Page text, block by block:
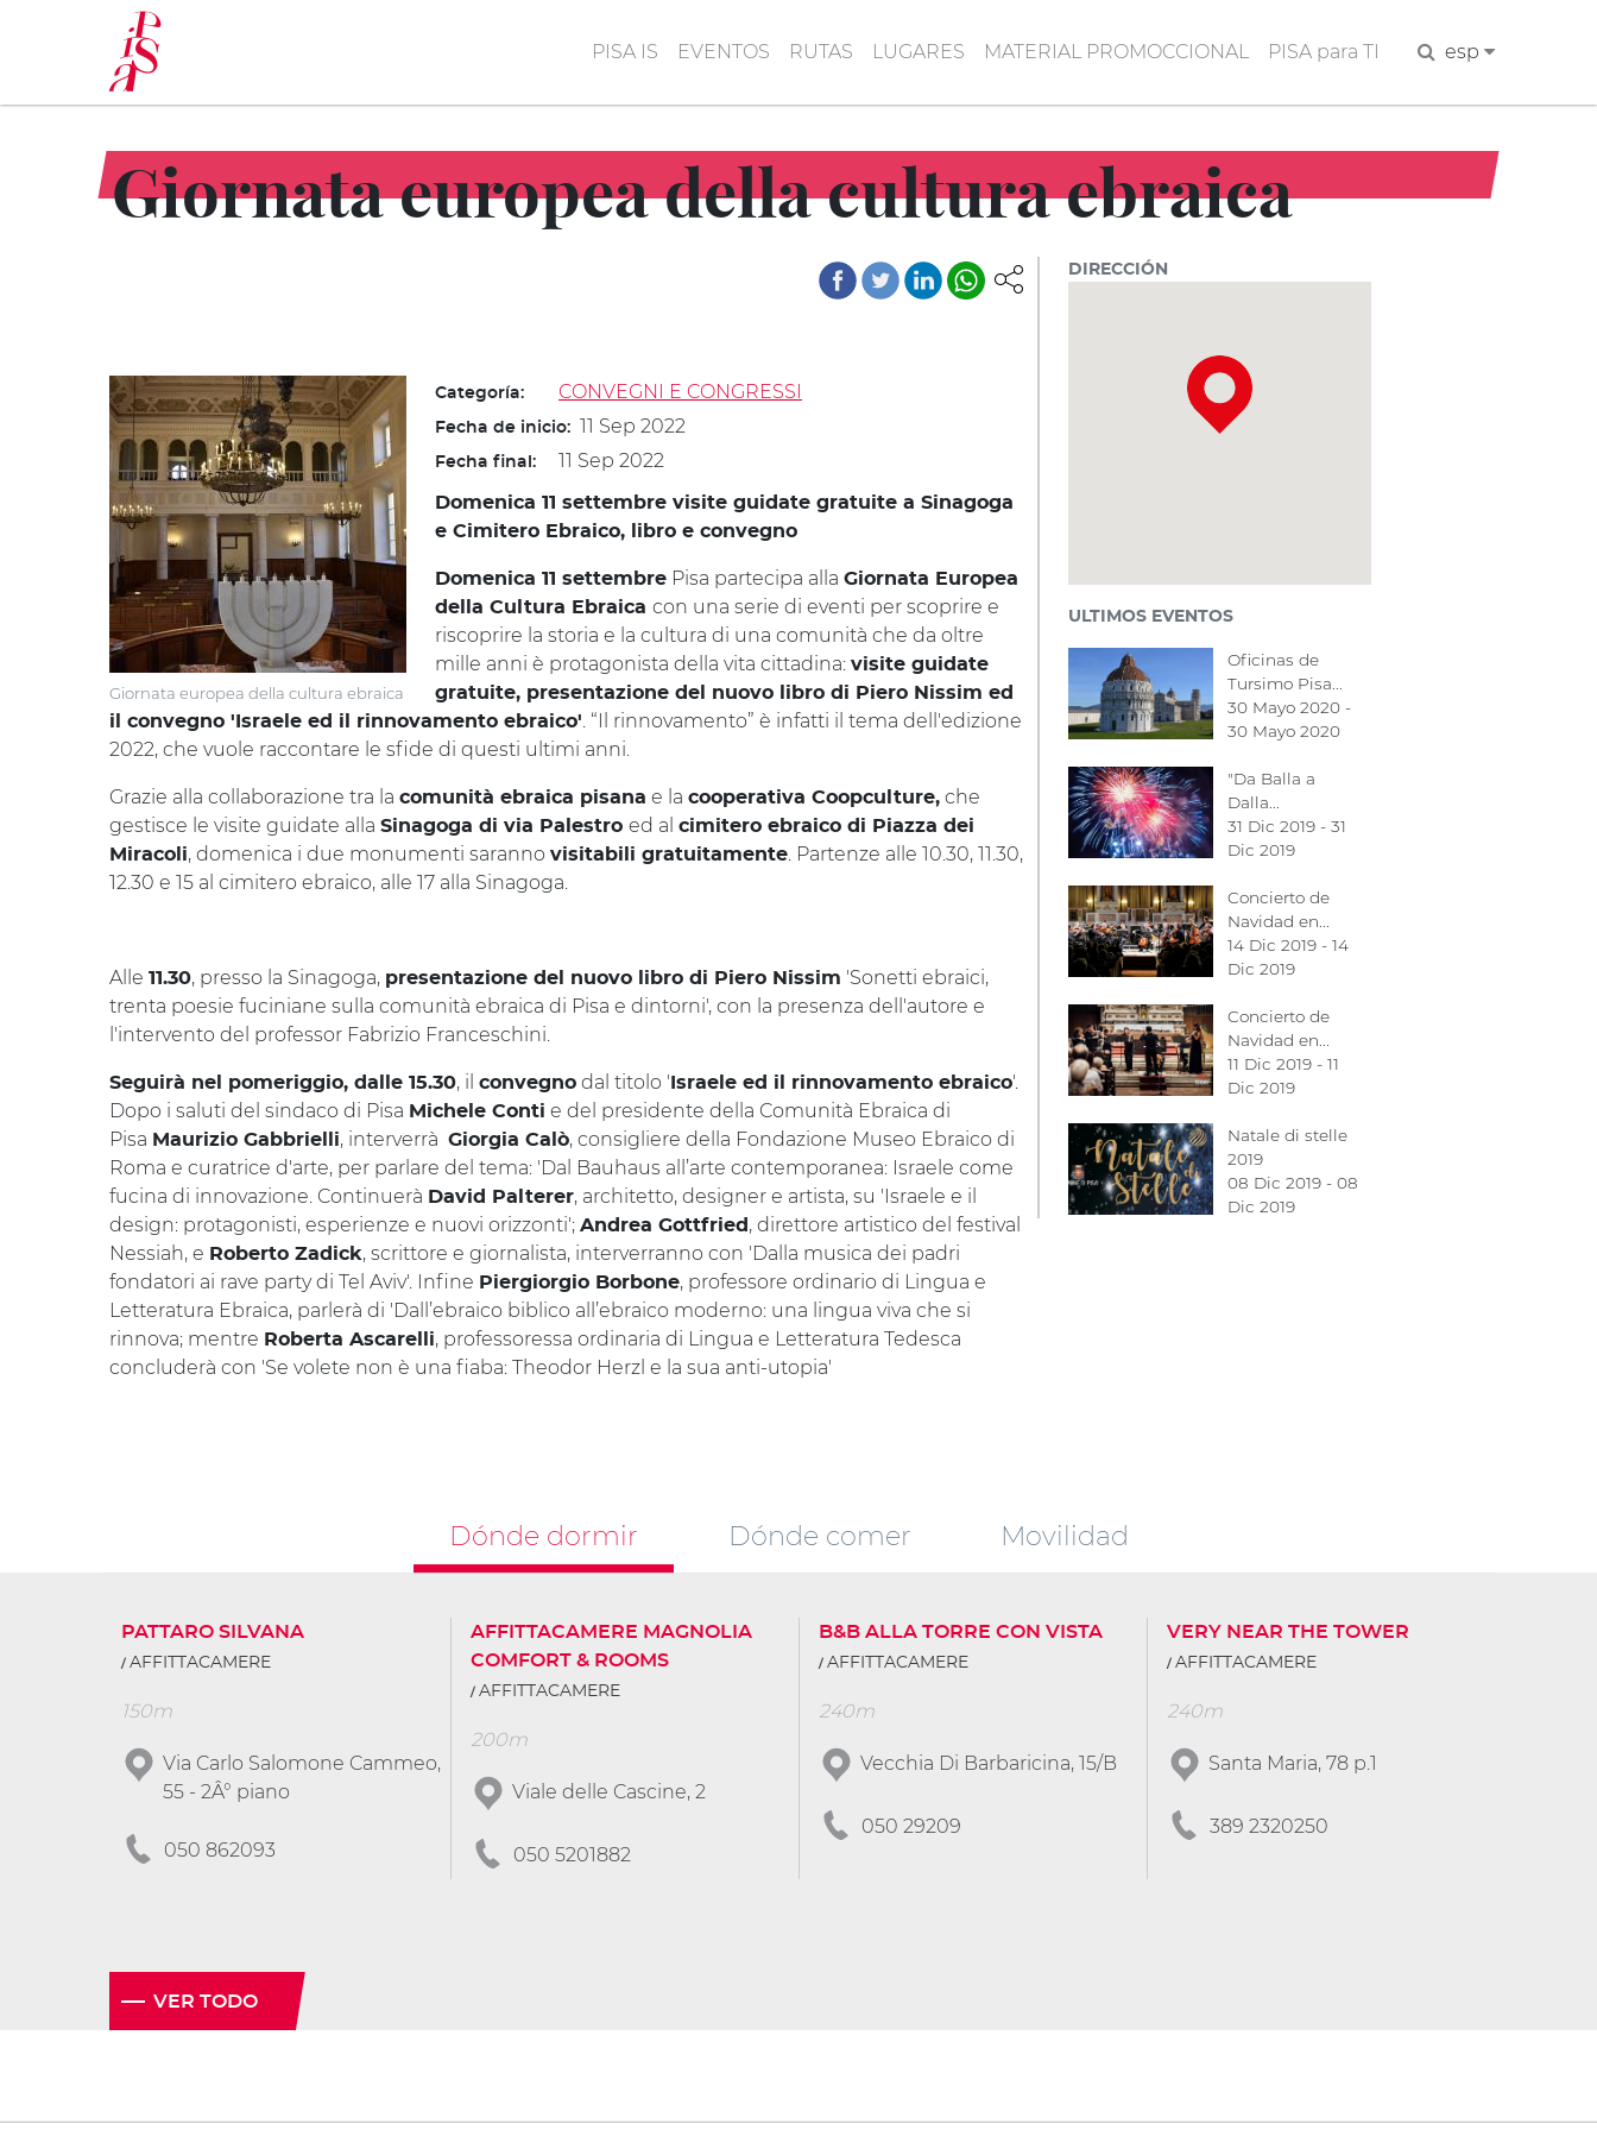
principal
PISA IS EVENTOS RUTAS LUGARES MATERIAL PROMOCCIONAL PISA para TI Buscaresp
Giornata europea della cultura ebraica
Giornata europea della cultura ebraica
Categoría: CONVEGNI E CONGRESSI
Fecha de inicio: 11 Sep 2022
Fecha final: 11 Sep 2022
Domenica 11 settembre visite guidate gratuite a Sinagoga
e Cimitero Ebraico, libro e convegno
Domenica 11 settembre Pisa partecipa alla Giornata Europea
della Cultura Ebraica con una serie di eventi per scoprire e
riscoprire la storia e la cultura di una comunità che da oltre
mille anni è protagonista della vita cittadina: visite guidate
gratuite, presentazione del nuovo libro di Piero Nissim ed
il convegno 'Israele ed il rinnovamento ebraico'. “Il rinnovamento” è infatti il tema dell'edizione
2022, che vuole raccontare le sfide di questi ultimi anni.
Grazie alla collaborazione tra la comunità ebraica pisana e la cooperativa Coopculture, che
gestisce le visite guidate alla Sinagoga di via Palestro ed al cimitero ebraico di Piazza dei
Miracoli, domenica i due monumenti saranno visitabili gratuitamente. Partenze alle 10.30, 11.30,
12.30 e 15 al cimitero ebraico, alle 17 alla Sinagoga.
Alle 11.30, presso la Sinagoga, presentazione del nuovo libro di Piero Nissim 'Sonetti ebraici,
trenta poesie fuciniane sulla comunità ebraica di Pisa e dintorni', con la presenza dell'autore e
l'intervento del professor Fabrizio Franceschini.
Seguirà nel pomeriggio, dalle 15.30, il convegno dal titolo ' Israele ed il rinnovamento ebraico'.
Dopo i saluti del sindaco di Pisa Michele Conti e del presidente della Comunità Ebraica di
Pisa Maurizio Gabbrielli, interverrà Giorgia Calò, consigliere della Fondazione Museo Ebraico di
Roma e curatrice d'arte, per parlare del tema: 'Dal Bauhaus all’arte contemporanea: Israele come
fucina di innovazione. Continuerà David Palterer, architetto, designer e artista, su 'Israele e il
design: protagonisti, esperienze e nuovi orizzonti'; Andrea Gottfried , direttore artistico del festival
Nessiah, e Roberto Zadick, scrittore e giornalista, interverranno con 'Dalla musica dei padri
fondatori ai rave party di Tel Aviv'. Infine Piergiorgio Borbone, professore ordinario di Lingua e
Letteratura Ebraica, parlerà di 'Dall’ebraico biblico all’ebraico moderno: una lingua viva che si
rinnova; mentre Roberta Ascarelli, professoressa ordinaria di Lingua e Letteratura Tedesca
concluderà con 'Se volete non è una fiaba: Theodor Herzl e la sua anti-utopia'
DIRECCIÓN
ULTIMOS EVENTOS
Oficinas de
Tursimo Pisa...
30 Mayo 2020 -
30 Mayo 2020
"Da Balla a
Dalla...
31 Dic 2019 - 31
Dic 2019
Concierto de
Navidad en...
14 Dic 2019 - 14
Dic 2019
Concierto de
Navidad en...
11 Dic 2019 - 11
Dic 2019
Natale di stelle
2019
08 Dic 2019 - 08
Dic 2019
Dónde dormir Dónde comer Movilidad
PATTARO SILVANA
AFFITTACAMERE
150m
Via Carlo Salomone Cammeo,
55 - 2Â° piano
050 862093
AFFITTACAMERE MAGNOLIA
COMFORT & ROOMS
AFFITTACAMERE
200m
Viale delle Cascine, 2
050 5201882
B&B ALLA TORRE CON VISTA
AFFITTACAMERE
240m
Vecchia Di Barbaricina, 15/B
050 29209
VERY NEAR THE TOWER
AFFITTACAMERE
240m
Santa Maria, 78 p.1
389 2320250
VER TODO